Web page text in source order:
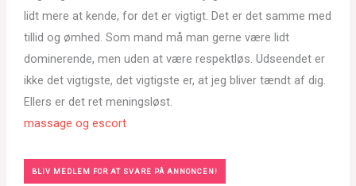
lidt mere at kende, for det er vigtigt. Det er det samme med
tillid og ømhed. Som mand må man gerne være lidt
dominerende, men uden at være respektløs. Udseendet er
ikke det vigtigste, det vigtigste er, at jeg bliver tændt af dig.
Ellers er det ret meningsløst.
massage og escort
BLIV MEDLEM FOR AT SVARE PÅ ANNONCEN!